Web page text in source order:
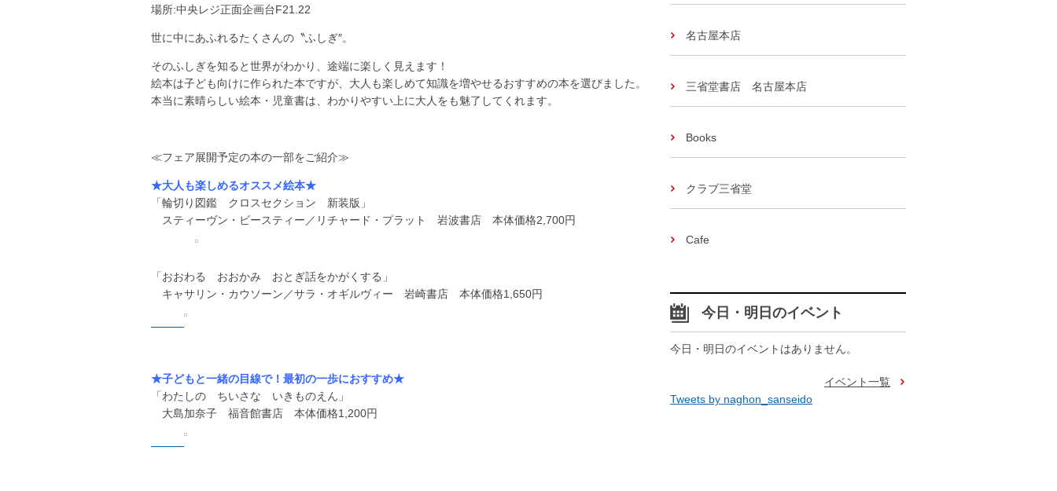
場所:中央レジ正面企画台F21.22
世に中にあふれるたくさんの〝ふしぎ″。
そのふしぎを知ると世界がわかり、途端に楽しく見えます！
絵本は子ども向けに作られた本ですが、大人も楽しめて知識を増やせるおすすめの本を選びました。
本当に素晴らしい絵本・児童書は、わかりやすい上に大人をも魅了してくれます。
≪フェア展開予定の本の一部をご紹介≫
★大人も楽しめるオススメ絵本★
「輪切り図鑑 クロスセクション 新装版」
スティーヴン・ビースティー／リチャード・プラット 岩波書店 本体価格2,700円
「おおわる おおかみ おとぎ話をかがくする」
キャサリン・カウソーン／サラ・オギルヴィー 岩崎書店 本体価格1,650円
★子どもと一緒の目線で！最初の一歩におすすめ★
「わたしの ちいさな いきものえん」
大島加奈子 福音館書店 本体価格1,200円
名古屋本店
三省堂書店 名古屋本店
Books
クラブ三省堂
Cafe
今日・明日のイベント
今日・明日のイベントはありません。
イベント一覧
Tweets by naghon_sanseido